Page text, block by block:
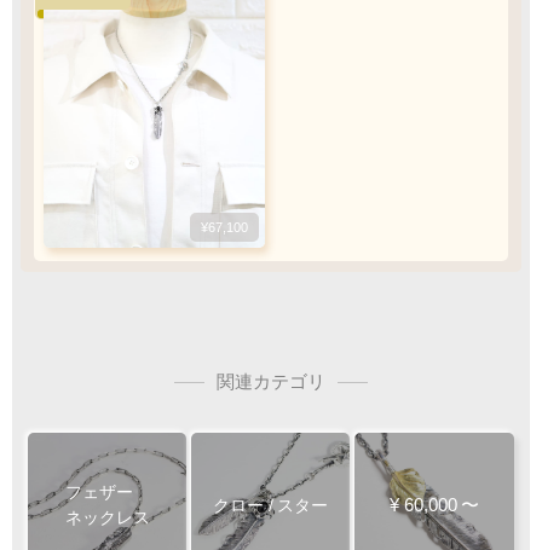
アロー 守護を意味するモチーフ
¥67,100
アロー 守護を意味するモチーフ
シンプルなチェーンです
関連カテゴリ
フェザー
ネックレス
クロー / スター ¥ 60,000 〜